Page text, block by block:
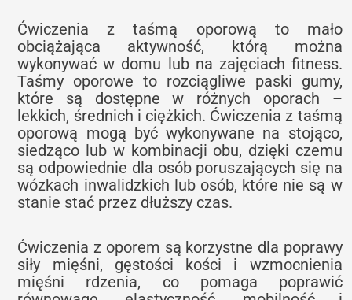
Ćwiczenia z taśmą oporową to mało
obciążająca aktywność, którą można
wykonywać w domu lub na zajęciach fitness.
Taśmy oporowe to rozciągliwe paski gumy,
które są dostępne w różnych oporach –
lekkich, średnich i ciężkich. Ćwiczenia z taśmą
oporową mogą być wykonywane na stojąco,
siedząco lub w kombinacji obu, dzięki czemu
są odpowiednie dla osób poruszających się na
wózkach inwalidzkich lub osób, które nie są w
stanie stać przez dłuższy czas.
Ćwiczenia z oporem są korzystne dla poprawy
siły mięśni, gęstości kości i wzmocnienia
mięśni rdzenia, co pomaga poprawić